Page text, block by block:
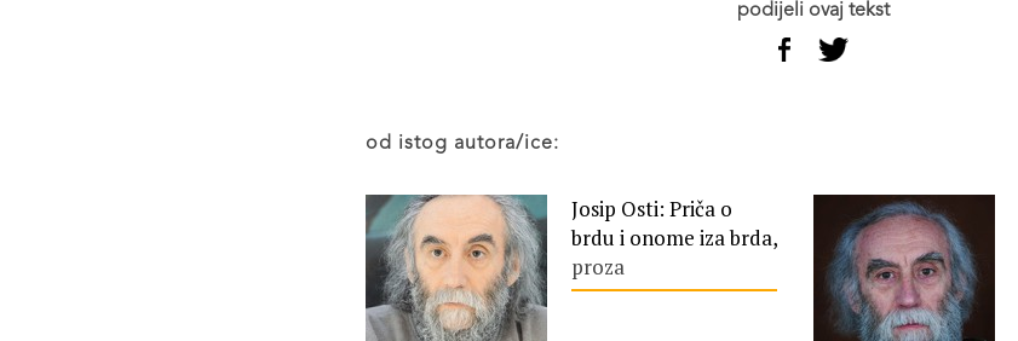
podijeli ovaj tekst
od istog autora/ice:
Josip Osti: Priča o
brdu i onome iza brda,
proza